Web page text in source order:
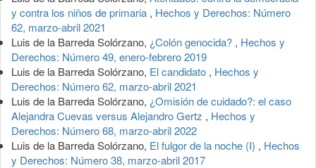
y contra los niños de primaria , Hechos y Derechos: Número
62, marzo-abril 2021
Luis de la Barreda Solórzano, ¿Colón genocida? , Hechos y
Derechos: Número 49, enero-febrero 2019
Luis de la Barreda Solórzano, El candidato , Hechos y
Derechos: Número 62, marzo-abril 2021
Luis de la Barreda Solórzano, ¿Omisión de cuidado?: el caso
Alejandra Cuevas versus Alejandro Gertz , Hechos y
Derechos: Número 68, marzo-abril 2022
Luis de la Barreda Solórzano, El fulgor de la noche (I) , Hechos
y Derechos: Número 38, marzo-abril 2017